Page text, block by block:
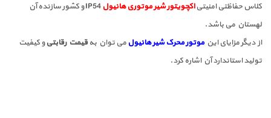
کلاس حفاظتی امنیتیاکچویتور شیر موتوری هانیول
IP54 و کشور سازنده آن
لهستان می باشد.
از دیگر مزایای اینموتور محرک شیر هانیول می توان بهقیمت رقابتیو کیفیت
تولید استاندارد آن اشاره کرد.